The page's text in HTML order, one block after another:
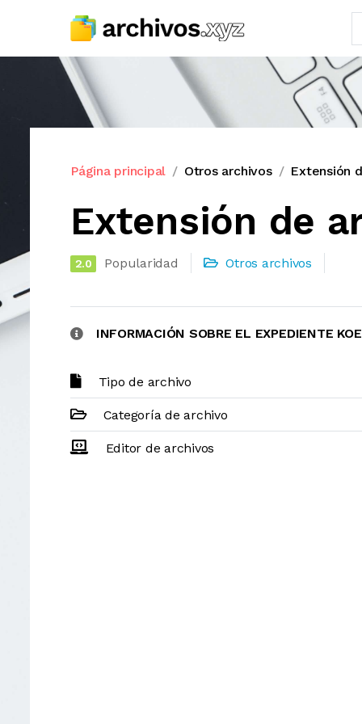
Página principal Otros archivos Extensión
Extensión de
2.0 Popularidad Otros archivos
INFORMACIÓN SOBRE EL EXPEDIENTE KOE
Tipo de archivo
Categoría de archivo
Editor de archivos